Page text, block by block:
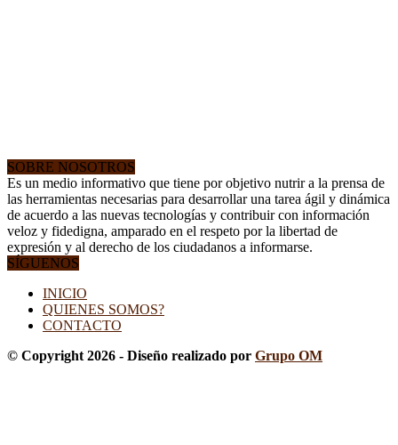
SOBRE NOSOTROS
Es un medio informativo que tiene por objetivo nutrir a la prensa de
las herramientas necesarias para desarrollar una tarea ágil y dinámica
de acuerdo a las nuevas tecnologías y contribuir con información
veloz y fidedigna, amparado en el respeto por la libertad de
expresión y al derecho de los ciudadanos a informarse.
SÍGUENOS
INICIO
QUIENES SOMOS?
CONTACTO
© Copyright 2026 - Diseño realizado por Grupo OM